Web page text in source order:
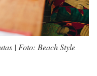
| Foto: Beach Style